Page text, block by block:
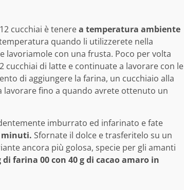
cucchiai è tenerea temperatura ambiente
quando li utilizzerete nella
lavoriamole con una frusta. Poco per volta
cucchiai di latte e continuate a lavorare con le
di aggiungere la farina, un cucchiaio alla
fino a quando avrete ottenuto un
imburrato ed infarinato e fate
minuti. Sfornate il dolce e trasferitelo su un
ancora più golosa, specie per gli amanti
farina 00 con 40 g di cacao amaro in